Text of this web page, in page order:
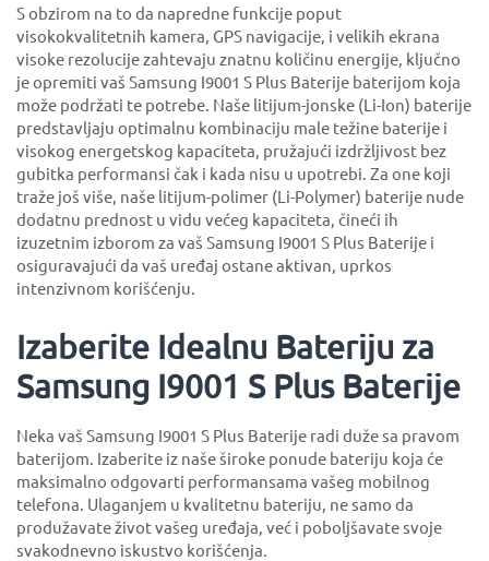
S obzirom na to da napredne funkcije poput
visokokvalitetnih kamera, GPS navigacije, i velikih ekrana
visoke rezolucije zahtevaju znatnu količinu energije, ključno
je opremiti vaš Samsung I9001 S Plus Baterije baterijom koja
može podržati te potrebe. Naše litijum-jonske (Li-Ion) baterije
predstavljaju optimalnu kombinaciju male težine baterije i
visokog energetskog kapaciteta, pružajući izdržljivost bez
gubitka performansi čak i kada nisu u upotrebi. Za one koji
traže još više, naše litijum-polimer (Li-Polymer) baterije nude
dodatnu prednost u vidu većeg kapaciteta, čineći ih
izuzetnim izborom za vaš Samsung I9001 S Plus Baterije i
osiguravajući da vaš uređaj ostane aktivan, uprkos
intenzivnom korišćenju.
Izaberite Idealnu Bateriju za
Samsung I9001 S Plus Baterije
Neka vaš Samsung I9001 S Plus Baterije radi duže sa pravom
baterijom. Izaberite iz naše široke ponude bateriju koja će
maksimalno odgovarti performansama vašeg mobilnog
telefona. Ulaganjem u kvalitetnu bateriju, ne samo da
produžavate život vašeg uređaja, već i poboljšavate svoje
svakodnevno iskustvo korišćenja.